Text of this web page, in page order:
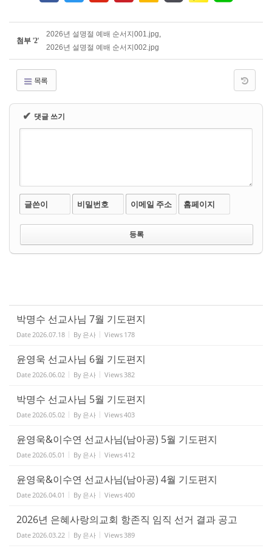
첨부 '2'
2026년 설명절 예배 순서지001.jpg,
2026년 설명절 예배 순서지002.jpg
목록
✔ 댓글 쓰기
글쓴이 비밀번호 이메일 주소 홈페이지
박명수 선교사님 7월 기도편지
Date 2026.07.18 By 은사 Views 178
윤영욱 선교사님 6월 기도편지
Date 2026.06.02 By 은사 Views 382
박명수 선교사님 5월 기도편지
Date 2026.05.02 By 은사 Views403
윤영욱&이수연 선교사님(남아공) 5월 기도편지
Date 2026.05.01 By 은사 Views412
윤영욱&이수연 선교사님(남아공) 4월 기도편지
Date 2026.04.01 By 은사 Views400
2026년 은혜사랑의교회 항존직 임직 선거 결과 공고
Date 2026.03.22 By 은사 Views 389